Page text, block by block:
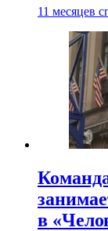
11 месяцев
в